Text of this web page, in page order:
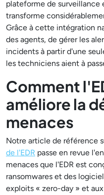
plateforme de surveillance
transforme
Grâce à cette intégration
des agents, de gérer les
incidents à partir d'une
les techniciens aient à
Comment
améliore la
menaces
Notre article de référence
de l'EDR passe en revue
menaces que l'EDR est
ransomwares et des
exploits « zero-day » et